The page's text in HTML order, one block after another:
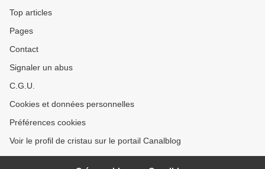
Top articles
Pages
Contact
Signaler un abus
C.G.U.
Cookies et données personnelles
Préférences cookies
Voir le profil de cristau sur le portail Canalblog